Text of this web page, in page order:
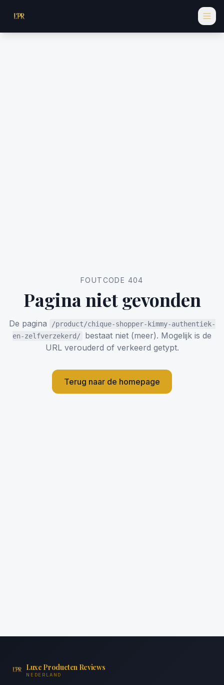
FOUTCODE 404
Pagina niet gevonden
De pagina
/product/chique-shopper-kimmy-authentiek-
en-zelfverzekerd/
bestaat niet (meer). Mogelijk is de
URL verouderd of verkeerd getypt.
Terug naar de homepage
Luxe Producten Reviews
NEDERLAND